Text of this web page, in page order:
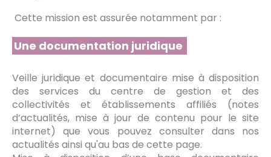
Cette mission est assurée notamment par :
Une documentation juridique
Veille juridique et documentaire mise à disposition
des services du centre de gestion et des
collectivités et établissements affiliés (notes
d’actualités, mise à jour de contenu pour le site
internet) que vous pouvez consulter dans nos
actualités ainsi qu'au bas de cette page.